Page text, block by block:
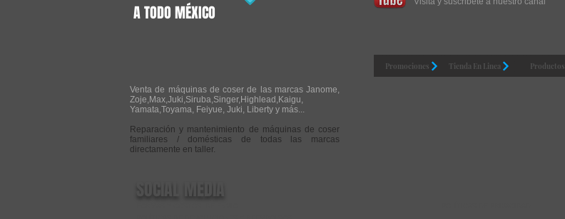
A TODO MÉXICO
Venta de máquinas de coser de las marcas Janome,
Zoje,Max,Juki,Siruba,Singer,Highlead,Kaigu,
Yamata,Toyama, Feiyue, Juki, Liberty y más...
Reparación y mantenimiento de máquinas de coser
familiares / domésticas de todas las marcas
directamente en taller.
Promociones Tienda En Linea Productos
SOCIAL MEDIA